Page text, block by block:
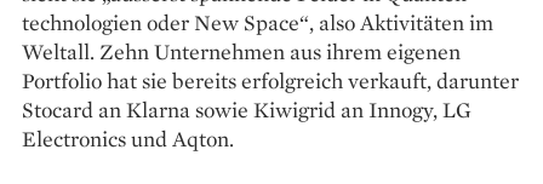
technologien oder New Space“, also Aktivitäten im
Weltall. Zehn Unternehmen aus ihrem eigenen
Portfolio hat sie bereits erfolgreich verkauft, darunter
Stocard an Klarna sowie Kiwigrid an Innogy, LG
Electronics und Aqton.